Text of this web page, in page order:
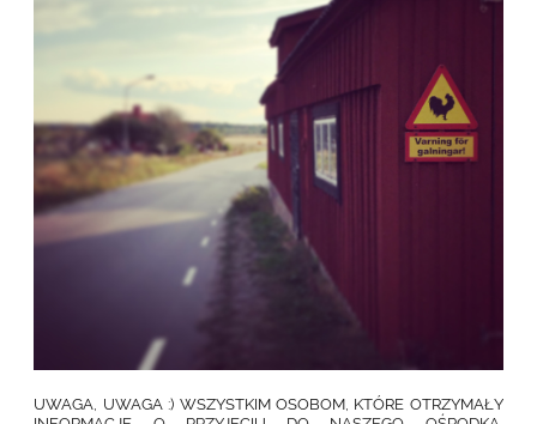
UWAGA, UWAGA :) WSZYSTKIM OSOBOM, KTÓRE OTRZYMAŁY